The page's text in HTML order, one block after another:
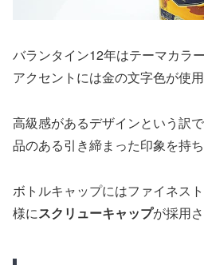
バランタイン12年はテーマカラ
アクセントには金の文字色が使用
高級感があるデザインという訳
品のある引き締まった印象を持ち
ボトルキャップにはファイネス
様にスクリューキャップが採用